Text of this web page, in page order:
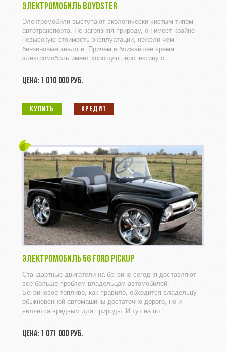
ЭЛЕКТРОМОБИЛЬ BOYDSTER
Электромобили выступают экологически чистым типом
автотранспорта. Не загрязняя природу, он имеет крайне
невысокую стоимость эксплуатации, нежели чем
бензиновые аналоги. Причем в ближайшее время
электромобиль имеет хорошую перспективу с...
ЦЕНА: 1 010 000 РУБ.
КУПИТЬ КРЕДИТ
ЭЛЕКТРОМОБИЛЬ 56 FORD PICKUP
Стандартные двигатели на бензине сегодня доставляют
все больше проблем владельцам автомобилей.
Бензиновое топливо, как правило, обходится владельцу
обыкновенной автомашины достаточно дорого, но и
является вредным для природы. И тут на по...
ЦЕНА: 1 071 000 РУБ.